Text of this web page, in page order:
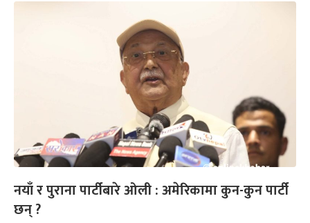
नयाँ र पुराना पार्टीबारे ओली : अमेरिकामा कुन-कुन पार्टी
छन् ?